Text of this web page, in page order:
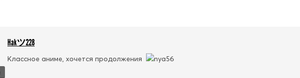
Hakツ228
Классное аниме, хочется продолжения